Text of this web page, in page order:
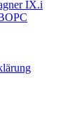
IX.i